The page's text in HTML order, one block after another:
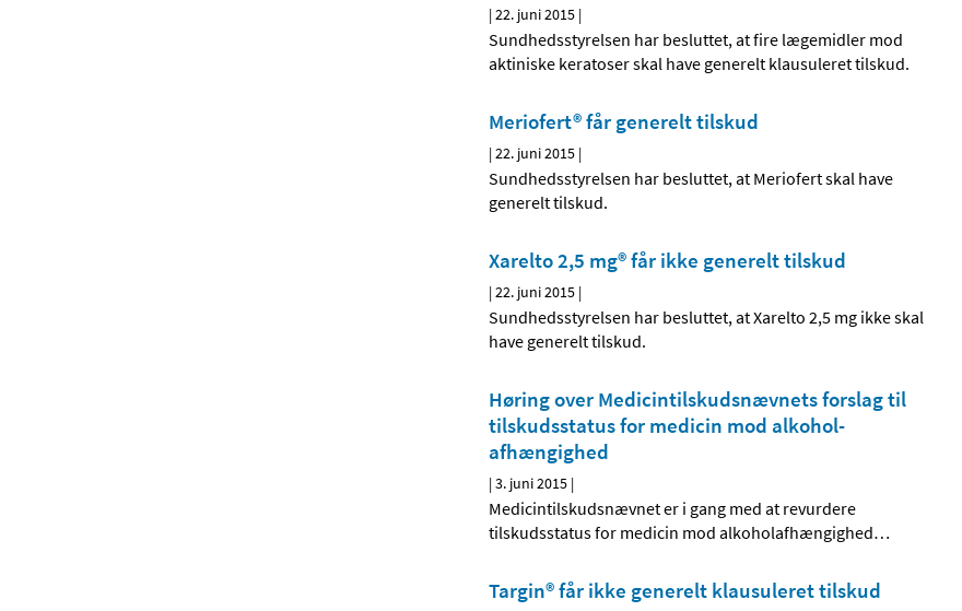
|22. juni 2015 |
Sundhedsstyrelsen har besluttet, at fire lægemidler mod
aktiniske keratoser skal have generelt klausuleret tilskud.
Meriofert® får generelt tilskud
|22. juni 2015 |
Sundhedsstyrelsen har besluttet, at Meriofert skal have
generelt tilskud.
Xarelto 2,5 mg® får ikke generelt tilskud
|22. juni 2015 |
Sundhedsstyrelsen har besluttet, at Xarelto 2,5 mg ikke skal
have generelt tilskud.
Høring over Medicintilskuds­nævnets forslag til
tilskudsstatus for medicin mod alkohol­
afhængighed
|3. juni 2015 |
Medicintilskudsnævnet er i gang med at revurdere
tilskudsstatus for medicin mod alkoholafhængighed…
Targin® får ikke generelt klausuleret tilskud